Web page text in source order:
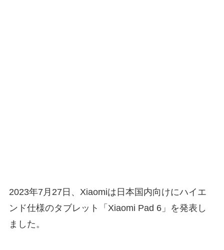
2023年7月27日、Xiaomiは日本国内向けにハイエ
ンド仕様のタブレット「Xiaomi Pad 6」を発表し
ました。